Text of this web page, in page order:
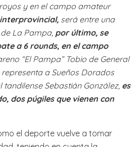
y en el campo amateur
será entre una
La Pampa, por último, se
a 6 rounds, en el campo
“El Pampa” Tobio de General
a Sueños Dorados
Sebastián González, es
dos púgiles que vienen con
el deporte vuelve a tomar